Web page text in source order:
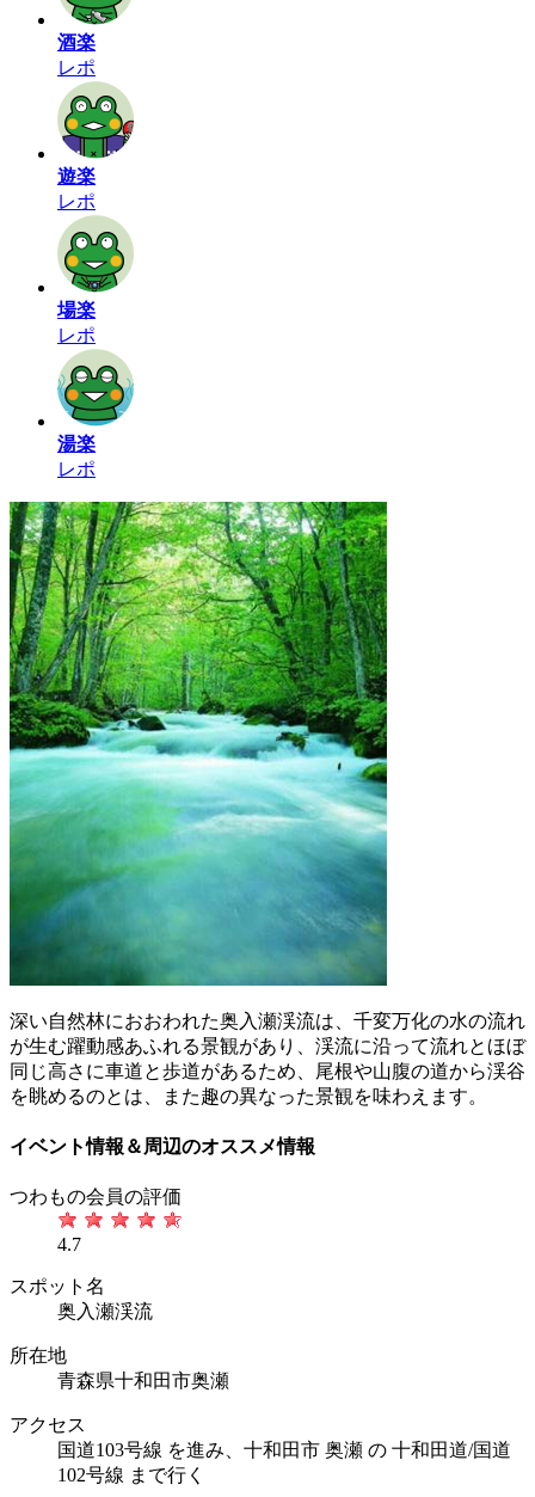
酒楽
レポ
遊楽
レポ
場楽
レポ
湯楽
レポ
深い自然林におおわれた奥入瀬渓流は、千変万化の水の流れ
が生む躍動感あふれる景観があり、渓流に沿って流れとほぼ
同じ高さに車道と歩道があるため、尾根や山腹の道から渓谷
を眺めるのとは、また趣の異なった景観を味わえます。
イベント情報＆周辺のオススメ情報
つわもの会員の評価
4.7
スポット名
奥入瀬渓流
所在地
青森県十和田市奥瀬
アクセス
国道103号線 を進み、十和田市 奥瀬 の 十和田道/国道
102号線 まで行く